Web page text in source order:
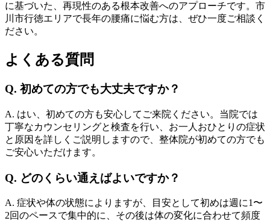
に基づいた、再現性のある根本改善へのアプローチです。市
川市行徳エリアで長年の腰痛に悩む方は、ぜひ一度ご相談く
ださい。
よくある質問
Q. 初めての方でも大丈夫ですか？
A. はい、初めての方も安心してご来院ください。当院では
丁寧なカウンセリングと検査を行い、お一人おひとりの症状
と原因を詳しくご説明しますので、整体院が初めての方でも
ご安心いただけます。
Q. どのくらい通えばよいですか？
A. 症状や体の状態によりますが、目安として初めは週に1〜
2回のペースで集中的に、その後は体の変化に合わせて頻度